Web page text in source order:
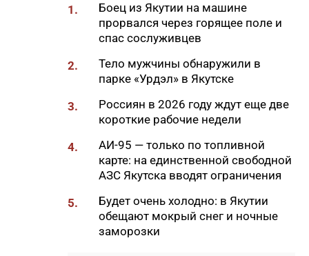
10:53
В Якутске на двух улицах
начали ямочный ремонт
Уровень воды на реке Яне
вернулся к норме
В Якутии назвали сферы с
самым быстрым ростом
зарплат
10:25
В Якутии появится новый
лесоклиматический проект
В Якутии за сутки потушили
семь лесных пожаров
Вид сверху лучше: история
машиниста крана Владимира
1.
Боец из Якутии на машине
прорвался через горящее поле и
спас сослуживцев
2.
Тело мужчины обнаружили в
парке «Урдэл» в Якутске
3.
Россиян в 2026 году ждут еще две
короткие рабочие недели
4.
АИ-95 — только по топливной
карте: на единственной свободной
АЗС Якутска вводят ограничения
5.
Будет очень холодно: в Якутии
обещают мокрый снег и ночные
заморозки